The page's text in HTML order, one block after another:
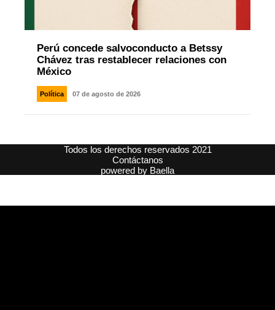
Perú concede salvoconducto a Betssy
Chávez tras restablecer relaciones con
México
Política 07 de agosto de 2026
Todos los derechos reservados 2021
Contáctanos
powered by Baella